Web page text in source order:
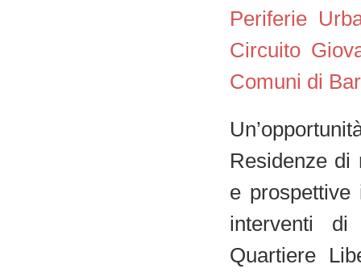
Periferie
Circuito
Comuni di
Residenze di
e prospettive
interventi di
Quartiere